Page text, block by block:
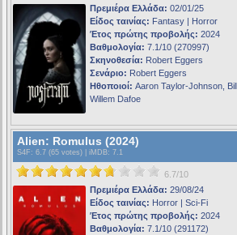
Πρεμιέρα Ελλάδα: 02/01/25
Είδος ταινίας: Fantasy | Horror
Έτος πρώτης προβολής: 2024
Βαθμολογία: 7.1/10 (270997)
Σκηνοθεσία: Robert Eggers
Σενάριο: Robert Eggers
Ηθοποιοί: Aaron Taylor-Johnson,
Willem Dafoe
Alien: Romulus (2024)
S4F : 6.7 (65 votes) | iMDB: 7.1
6.7/10
Πρεμιέρα Ελλάδα: 29/08/24
Είδος ταινίας: Horror | Sci-Fi
Έτος πρώτης προβολής: 2024
Βαθμολογία: 7.1/10 (291172)